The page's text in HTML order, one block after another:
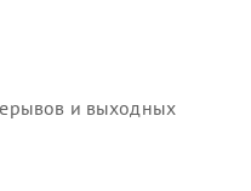
и выходных